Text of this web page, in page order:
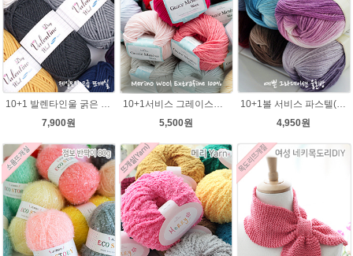
10+1 발렌타인울 굵은 뜨개실/뜨개질실/손뜨개실/목도리털실/제일모직뜨개실
7,900원
10+1서비스 그레이스메리노울 부드러운 털실/뜨개실/뜨개질실/손뜨개실/목도리털실/모자털실
5,500원
10+1볼 서비스 파스텔(Pastel) 뜨개질 그라데이션 털실 나염뜨개실
4,950원